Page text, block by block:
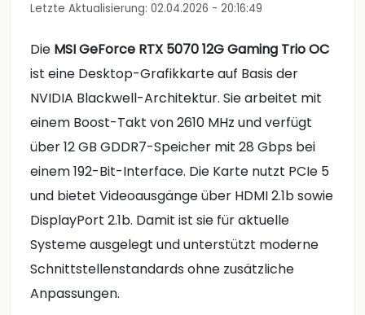
Letzte Aktualisierung: 02.04.2026 - 20:16:49
Die MSI GeForce RTX 5070 12G Gaming Trio OC
ist eine Desktop-Grafikkarte auf Basis der
NVIDIA Blackwell-Architektur. Sie arbeitet mit
einem Boost-Takt von 2610 MHz und verfügt
über 12 GB GDDR7-Speicher mit 28 Gbps bei
einem 192-Bit-Interface. Die Karte nutzt PCIe 5
und bietet Videoausgänge über HDMI 2.1b sowie
DisplayPort 2.1b. Damit ist sie für aktuelle
Systeme ausgelegt und unterstützt moderne
Schnittstellenstandards ohne zusätzliche
Anpassungen.